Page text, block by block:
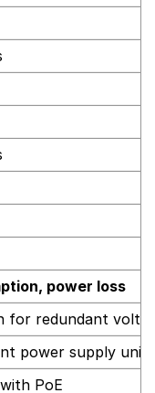
power loss
for redundant
power supply unit
PoE